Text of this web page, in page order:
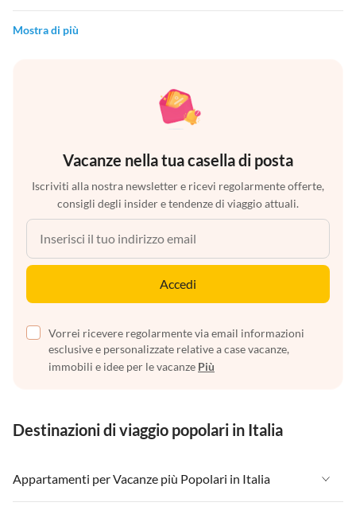
Mostra di più
Vacanze nella tua casella di posta
Iscriviti alla nostra newsletter e ricevi regolarmente offerte,
consigli degli insider e tendenze di viaggio attuali.
Accedi
Vorrei ricevere regolarmente via email informazioni
esclusive e personalizzate relative a case vacanze,
immobili e idee per le vacanze Più
Destinazioni di viaggio popolari in Italia
Appartamenti per Vacanze più Popolari in Italia